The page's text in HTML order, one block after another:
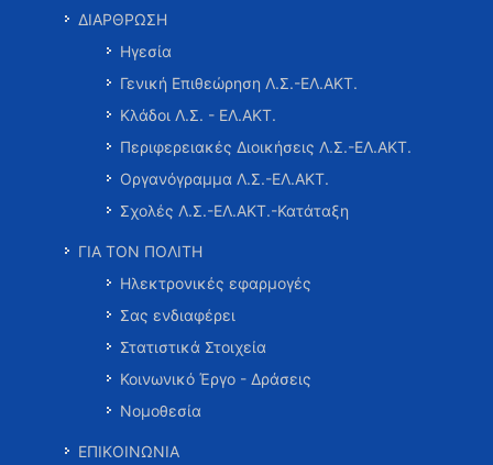
ΔΙΑΡΘΡΩΣΗ
Ηγεσία
Γενική Επιθεώρηση Λ.Σ.-ΕΛ.ΑΚΤ.
Κλάδοι Λ.Σ. - ΕΛ.ΑΚΤ.
Περιφερειακές Διοικήσεις Λ.Σ.-ΕΛ.ΑΚΤ.
Οργανόγραμμα Λ.Σ.-ΕΛ.ΑΚΤ.
Σχολές Λ.Σ.-ΕΛ.ΑΚΤ.-Κατάταξη
ΓΙΑ ΤΟΝ ΠΟΛΙΤΗ
Ηλεκτρονικές εφαρμογές
Σας ενδιαφέρει
Στατιστικά Στοιχεία
Κοινωνικό Έργο - Δράσεις
Νομοθεσία
ΕΠΙΚΟΙΝΩΝΙΑ